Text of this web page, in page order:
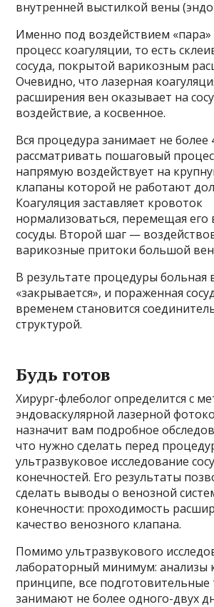
внутренней выстилкой вены
Именно под воздействием «пара»
процесс коагуляции, то есть
сосуда, покрытой варикозным
Очевидно, что лазерная
расширения вен оказывает на
воздействие, а косвенное.
Вся процедура занимает не более
рассматривать пошаговый
напрямую воздействует на
клапаны которой не работают
Коагуляция заставляет кровоток
нормализоваться, перемещая его
сосуды. Второй шаг —
варикозные притоки большой
В результате процедуры больная
«закрывается», и пораженная
временем становится
структурой.
Будь готов
Хирург-флеболог определится с
эндоваскулярной лазерной
назначит вам подробное
что нужно сделать перед
ультразвуковое исследование
конечностей. Его результаты
сделать выводы о венозной
конечности: проходимость
качество венозного клапана.
Помимо ультразвукового
лабораторный минимум: анализы
принципе, все подготовительные
занимают не более одного-двух